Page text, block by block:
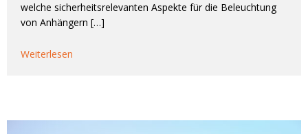
welche sicherheitsrelevanten Aspekte für die Beleuchtung
von Anhängern […]
Weiterlesen